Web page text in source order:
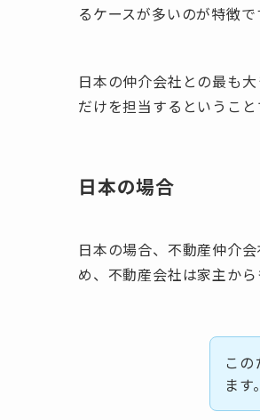
るケースが多いのが特徴で
日本の仲介会社との最も大
だけを担当する ということ
日本の場合
日本の場合、不動産仲介
め、不動産会社は家主か
こ
ます。